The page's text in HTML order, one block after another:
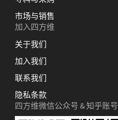
市场与销售
加入四方维
关于我们
加入我们
联系我们
隐私条款
四方维微信公众号 & 知乎账号